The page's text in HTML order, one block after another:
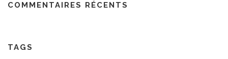
COMMENTAIRES RÉCENTS
TAGS